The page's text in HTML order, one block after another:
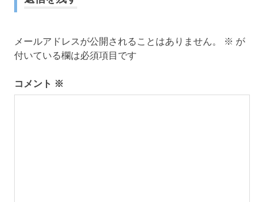
ビ
ー
シ
メールアドレスが公開されることはありません。 ※ が
付いている欄は必須項目です
コメント ※